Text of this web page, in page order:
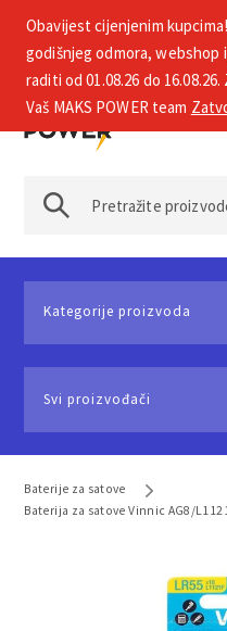
+385 1 2002 575
Kategorije proizvoda
Svi proizvođači
Baterije za satove
Baterija za satove Vinnic AG8/
Obavijest cijenjenim
godišnjeg odmora, webshop
raditi od 01.08.26 do
Vaš MAKS POWER team